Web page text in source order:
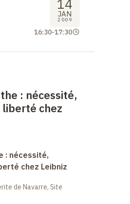
14
JAN
2009
16:30-17:30
: nécessité,
chez
: nécessité,
chez Leibniz
de Navarre, Site